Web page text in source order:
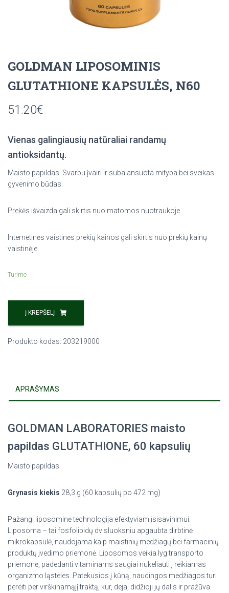
GOLDMAN LIPOSOMINIS
GLUTATHIONE KAPSULĖS, N60
51.20€
Vienas galingiausių natūraliai randamų
antioksidantų.
Maisto papildas. Svarbu įvairi ir subalansuota mityba bei sveikas
gyvenimo būdas.
Prekės išvaizda gali skirtis nuo matomos nuotraukoje.
Internetinės vaistinės prekių kainos gali skirtis nuo prekių kainų
vaistinėje.
Turime
Į KREPŠELĮ
Produkto kodas: 203219000
APRAŠYMAS
GOLDMAN LABORATORIES maisto
papildas GLUTATHIONE, 60 kapsulių
Maisto papildas
Grynasis kiekis 28,3 g (60 kapsulių po 472 mg)
Pažangi liposominė technologija efektyviam įsisavinimui.
Liposoma – tai fosfolipidų dvisluoksniu apgaubta dirbtinė
mikrokapsulė, naudojama kaip maistinių medžiagų bei farmacinių
produktų įvedimo priemonė. Liposomos veikia lyg transporto
priemonė, padedanti vitaminams saugiai nukeliauti į reikiamas
organizmo ląsteles. Patekusios į kūną, naudingos medžiagos turi
pereiti per virškinamąjį traktą, kur, deja, didžioji jų dalis ir pražūva.